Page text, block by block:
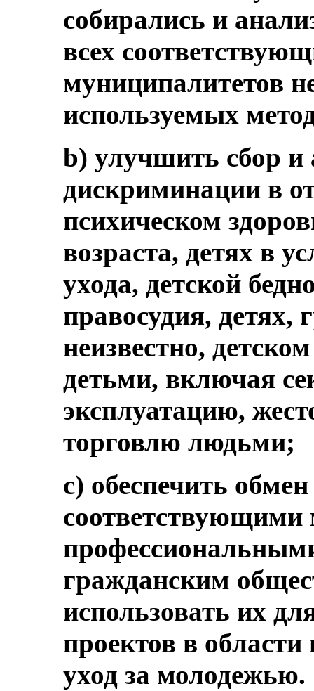
собирались и
всех
муниципалитетов
используемых
b) улучшить сбор и
дискриминации в
психическом
возраста, детях в
ухода, детской
правосудия, детях,
неизвестно,
детьми, включая
эксплуатацию,
торговлю людьми;
c) обеспечить
соответствующими
гражданским
использовать их
проектов в
уход за молодежью.